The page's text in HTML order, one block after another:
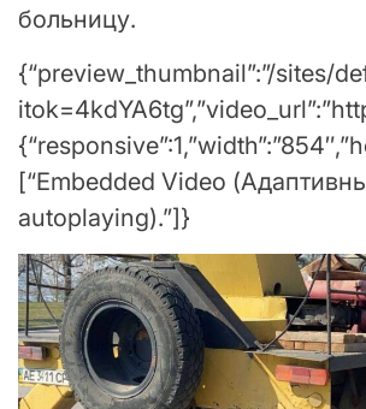
больницу.
{“preview_thumbnail”:”/sites/
[“Embedded Video
autoplaying).”]}